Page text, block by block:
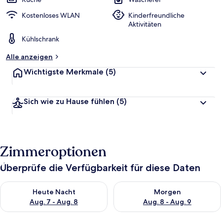
Kostenloses WLAN
Kinderfreundliche
Aktivitäten
Kühlschrank
Alle anzeigen
Wichtigste Merkmale (5)
Sich wie zu Hause fühlen (5)
Zimmeroptionen
Überprüfe die Verfügbarkeit für diese Daten
Heute Nacht
Aug. 7 - Aug. 8
Überprüfe die Verfügbarkeit für heute Nacht, Aug. 7 - Aug. 8.
Morgen
Aug. 8 - Aug. 9
Überprüfe die Verfügbarkeit